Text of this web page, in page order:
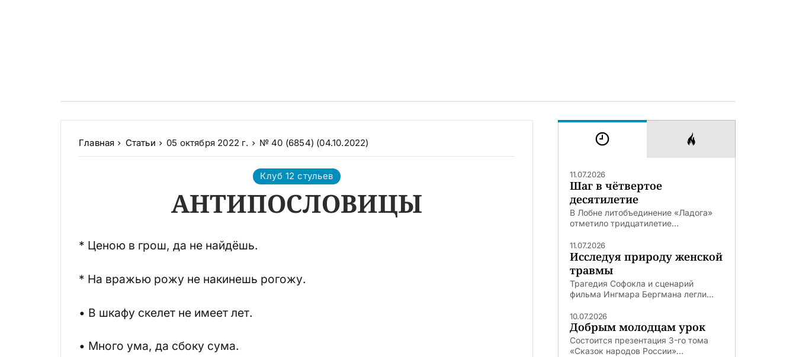
Главная Статьи 05 октября 2022 г. № 40 (6854) (04.10.2022)
Клуб 12 стульев
АНТИПОСЛОВИЦЫ
* Ценою в грош, да не найдёшь.
* На вражью рожу не накинешь рогожу.
• В шкафу скелет не имеет лет.
• Много ума, да сбоку сума.
11.07.2026
Шаг в чётвертое
десятилетие
В Лобне литобъединение «Ладога»
отметило тридцатилетие...
11.07.2026
Исследуя природу женской
травмы
Трагедия Софокла и сценарий
фильма Ингмара Бергмана легли...
10.07.2026
Добрым молодцам урок
Состоится презентация 3-го тома
«Сказок народов России»...